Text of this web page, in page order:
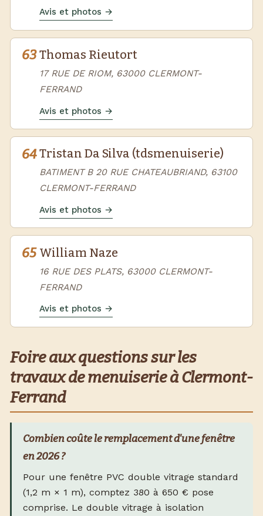
Avis et photos →
63 Thomas Rieutort
17 RUE DE RIOM, 63000 CLERMONT-
FERRAND
Avis et photos →
64 Tristan Da Silva (tdsmenuiserie)
BATIMENT B 20 RUE CHATEAUBRIAND, 63100
CLERMONT-FERRAND
Avis et photos →
65 William Naze
16 RUE DES PLATS, 63000 CLERMONT-
FERRAND
Avis et photos →
Foire aux questions sur les
travaux de menuiserie à Clermont-
Ferrand
Combien coûte le remplacement d'une fenêtre
en 2026 ?
Pour une fenêtre PVC double vitrage standard
(1,2 m × 1 m), comptez 380 à 650 € pose
comprise. Le double vitrage à isolation